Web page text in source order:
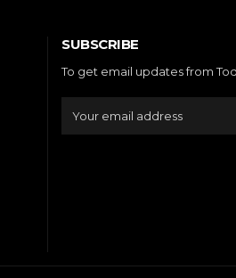
SUBSCRIBE
To get email updates from